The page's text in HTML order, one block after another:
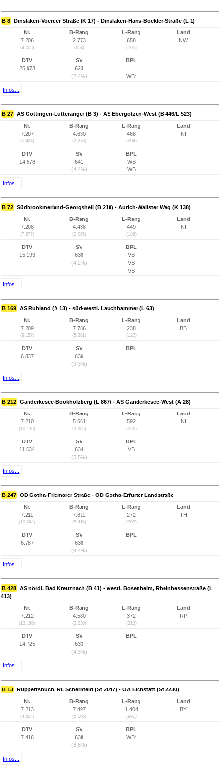
B 8 Dinslaken-Voerder Straße (K 17) - Dinslaken-Hans-Böckler-Straße (L 1)
Nr.
7.206
(4.005)
B-Rang
2.773
(658)
L-Rang
658
(105)
Land
NW
DTV
25.973
SV
623
(2,4%)
BPL
WB*
Infos...
B 27 AS Göttingen-Lutteranger (B 3) - AS Ebergötzen-West (B 446/L 523)
Nr.
7.207
(5.424)
B-Rang
4.630
(2.278)
L-Rang
468
(204)
Land
NI
DTV
14.578
SV
641
(4,4%)
BPL
WB
WB
Infos...
B 72 Südbrookmerland-Georgsheil (B 210) - Aurich-Wallster Weg (K 138)
Nr.
7.208
(7.677)
B-Rang
4.438
(2.095)
L-Rang
449
(186)
Land
NI
DTV
15.193
SV
638
(4,2%)
BPL
VB
VB
VB
Infos...
B 169 AS Ruhland (A 13) - süd-westl. Lauchhammer (L 63)
Nr.
7.209
(9.157)
B-Rang
7.786
(5.391)
L-Rang
238
(122)
Land
BB
DTV
6.837
SV
636
(9,3%)
BPL
Infos...
B 212 Ganderkesee-Bookholzberg (L 867) - AS Ganderkesee-West (A 28)
Nr.
7.210
(10.136)
B-Rang
5.661
(3.285)
L-Rang
592
(326)
Land
NI
DTV
11.534
SV
634
(5,5%)
BPL
VB
Infos...
B 247 OD Gotha-Friemarer Straße - OD Gotha-Erfurter Landstraße
Nr.
7.211
(10.994)
B-Rang
7.811
(5.416)
L-Rang
272
(202)
Land
TH
DTV
6.787
SV
638
(9,4%)
BPL
Infos...
B 428 AS nördl. Bad Kreuznach (B 41) - westl. Bosenheim, Rheinhessenstraße (L
413)
Nr.
7.212
(13.166)
B-Rang
4.580
(2.230)
L-Rang
372
(213)
Land
RP
DTV
14.725
SV
633
(4,3%)
BPL
Infos...
B 13 Ruppertsbuch, Ri. Schernfeld (St 2047) - OA Eichstätt (St 2230)
Nr.
7.213
(4.624)
B-Rang
7.497
(5.106)
L-Rang
1.404
(991)
Land
BY
DTV
7.416
SV
638
(8,6%)
BPL
WB*
Infos...